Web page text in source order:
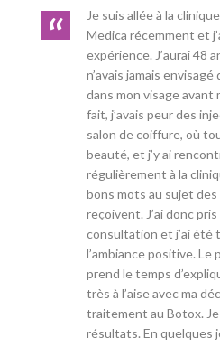
Je suis allée à la
Medica récemment et
expérience. J’aurai 48
n’avais jamais
dans mon visage avant
fait, j’avais peur des
salon de coiffure, où
beauté, et j’y ai
régulièrement à la
bons mots au sujet des
reçoivent. J’ai donc
consultation et j’ai été
l’ambiance positive.
prend le temps
très à l’aise avec ma
traitement au Botox.
résultats. En quelques